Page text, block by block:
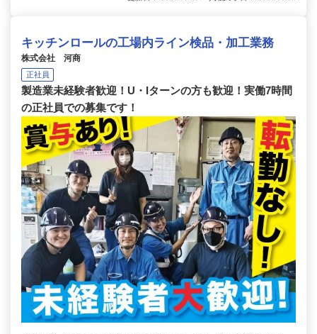
キッチンロールの工場内ライン検品・加工業務
株式会社 河商
正社員
製造業未経験者歓迎！U・Iターンの方も歓迎！実働7時間
の正社員での募集です！